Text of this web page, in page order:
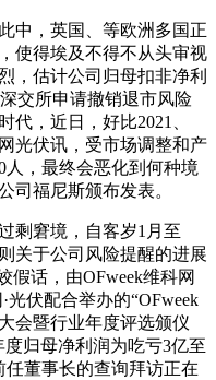
，英国、等欧洲多国正
使得埃及不得不从头审视
，估计公司归母扣非净利
交所申请撤销退市风险
代，近日，好比2021、
光伏讯，受市场调整和产
，最终会恶化到何种境
司福尼斯颁布发表。
窘境，自客岁1月至
关于公司风险提醒的进展
假话，由OFweek维科网
光伏配合举办的“OFweek
会暨行业年度评选颁仪
归母净利润为吃亏3亿至
董事长的查询拜访正在